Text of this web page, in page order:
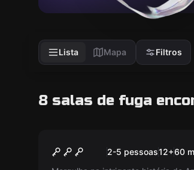
Lista Mapa Filtros
8 salas de fuga
Novo
O Crime do Padre
2-5 pessoas12+60